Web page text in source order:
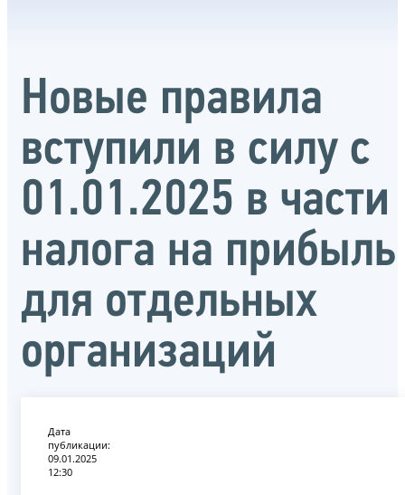
Новые правила
вступили в силу с
01.01.2025 в части
налога на прибыль
для отдельных
организаций
Дата
публикации:
09.01.2025
12:30